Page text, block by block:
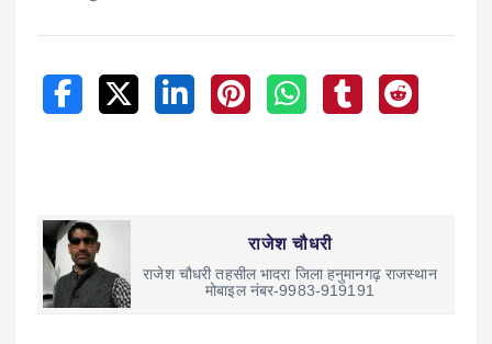
राजेश चौधरी
राजेश चौधरी तहसील भादरा जिला हनुमानगढ़ राजस्थान
मोबाइल नंबर-9983-919191